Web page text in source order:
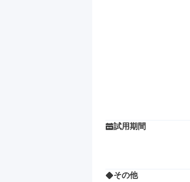
試用期間
その他